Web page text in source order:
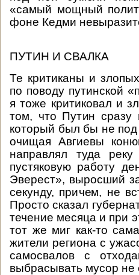
«самый мощный
фоне Кедми
ПУТИН И СВАЛКА
Те критиканы и
по поводу путинской
я тоже критиковал и
том, что Путин сразу
который был бы не под
очищая Авгиевы
направлял туда
пустяковую работу
Эверест», выросший
секунду, причем, не
Просто сказал
течение месяца и при
тот же миг как-то
жители региона с
самосвалов с
выбрасывать мусор не